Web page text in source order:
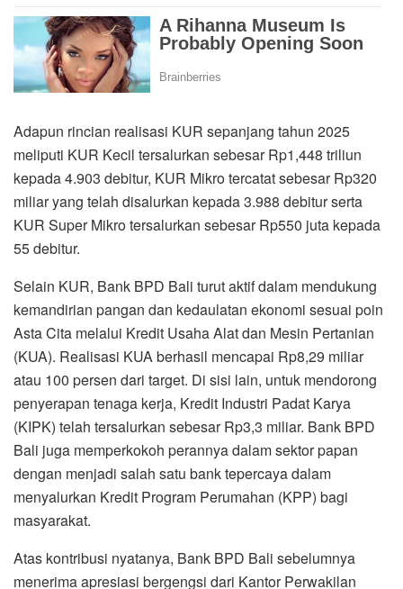
Adapun rincian realisasi KUR sepanjang tahun 2025
meliputi KUR Kecil tersalurkan sebesar Rp1,448 triliun
kepada 4.903 debitur, KUR Mikro tercatat sebesar Rp320
miliar yang telah disalurkan kepada 3.988 debitur serta
KUR Super Mikro tersalurkan sebesar Rp550 juta kepada
55 debitur.
Selain KUR, Bank BPD Bali turut aktif dalam mendukung
kemandirian pangan dan kedaulatan ekonomi sesuai poin
Asta Cita melalui Kredit Usaha Alat dan Mesin Pertanian
(KUA). Realisasi KUA berhasil mencapai Rp8,29 miliar
atau 100 persen dari target. Di sisi lain, untuk mendorong
penyerapan tenaga kerja, Kredit Industri Padat Karya
(KIPK) telah tersalurkan sebesar Rp3,3 miliar. Bank BPD
Bali juga memperkokoh perannya dalam sektor papan
dengan menjadi salah satu bank tepercaya dalam
menyalurkan Kredit Program Perumahan (KPP) bagi
masyarakat.
Atas kontribusi nyatanya, Bank BPD Bali sebelumnya
menerima apresiasi bergengsi dari Kantor Perwakilan